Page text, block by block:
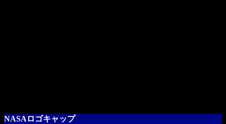
NASAロゴキャップ